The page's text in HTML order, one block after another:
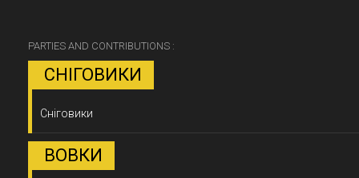
PARTIES AND CONTRIBUTIONS :
СНІГОВИКИ
Сніговики
ВОВКИ